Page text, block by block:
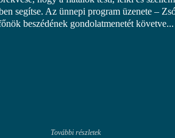
segítse. Az ünnepi program üzenete –
beszédének gondolatmenetét követve...
További részletek